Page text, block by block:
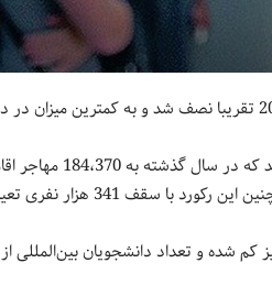
تعیین شده از طرف دولت فاصله محسوسی دارد.
بین‌المللی از 638،960 نفر در سال 2019 به 530،540 نفر رسیده است.